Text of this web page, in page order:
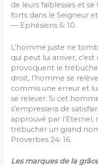
de leurs faiblesses et
forts dans le Seigneur
— Ephésiens 6: 10.
L’homme juste ne
qui peut lui arriver,
provoquent le
droit, l’homme se
commis une erreur et
se relever. Si cet
s’empressera de
approuvé par l’Eternel,
trébucher un grand
Proverbes 24: 16.
Les marques de la